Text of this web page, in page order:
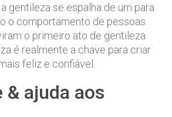
gentileza se espalha de um para
o comportamento de pessoas
o primeiro ato de gentileza
é realmente a chave para criar
feliz e confiável.
& ajuda aos